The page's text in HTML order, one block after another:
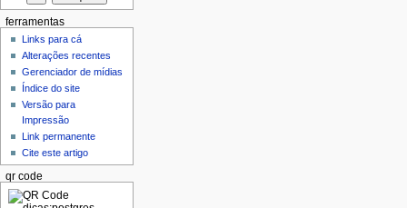
ferramentas
Links para cá
Alterações recentes
Gerenciador de mídias
Índice do site
Versão para
Impressão
Link permanente
Cite este artigo
qr code